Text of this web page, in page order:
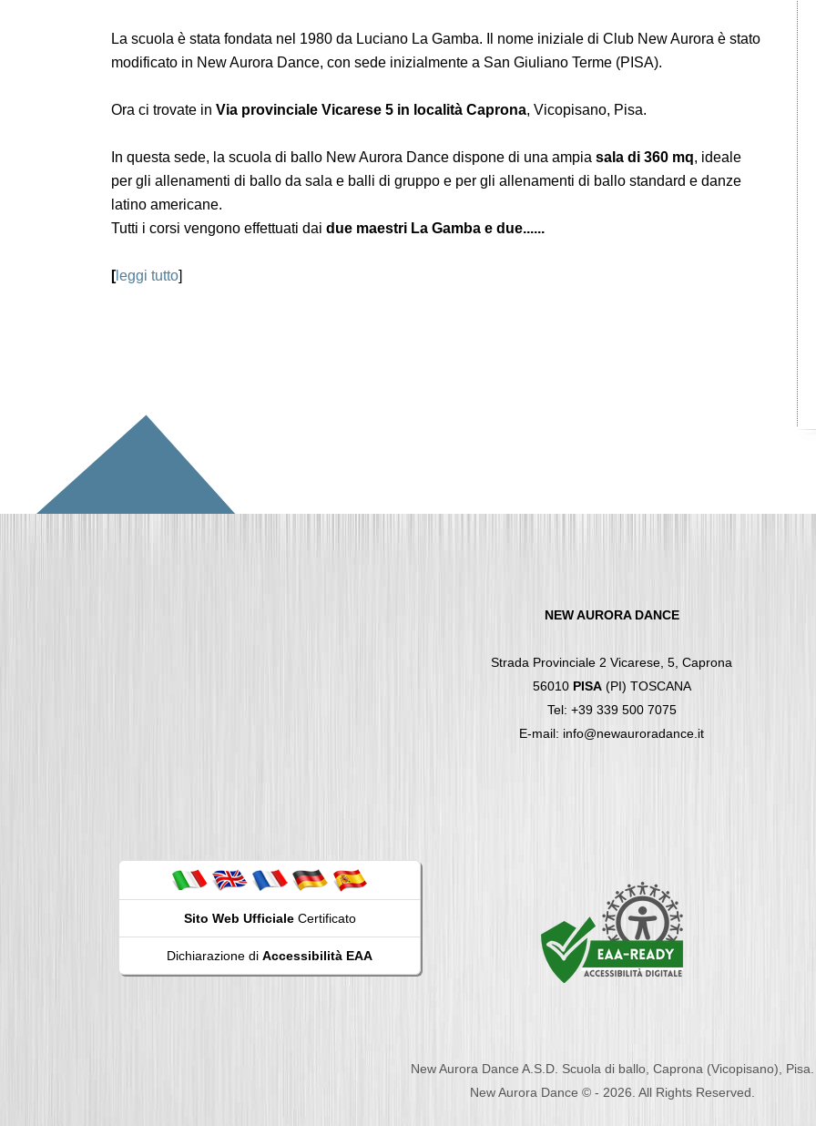
La scuola è stata fondata nel 1980 da Luciano La Gamba. Il nome iniziale di Club New Aurora è stato
modificato in New Aurora Dance, con sede inizialmente a San Giuliano Terme (PISA).
Ora ci trovate in Via provinciale Vicarese 5 in località Caprona, Vicopisano, Pisa.
In questa sede, la scuola di ballo New Aurora Dance dispone di una ampia sala di 360 mq, ideale
per gli allenamenti di ballo da sala e balli di gruppo e per gli allenamenti di ballo standard e danze
latino americane.
Tutti i corsi vengono effettuati dai due maestri La Gamba e due......
[leggi tutto]
NEW AURORA DANCE
Strada Provinciale 2 Vicarese, 5, Caprona
56010 PISA(PI) TOSCANA
Tel: +39 339 500 7075
E-mail: info@newauroradance.it
Sito Web UfficialeCertificato
Dichiarazione di Accessibilità EAA
New Aurora Dance A.S.D. Scuola di ballo, Caprona (Vicopisano), Pisa.
New Aurora Dance © - 2026. All Rights Reserved.